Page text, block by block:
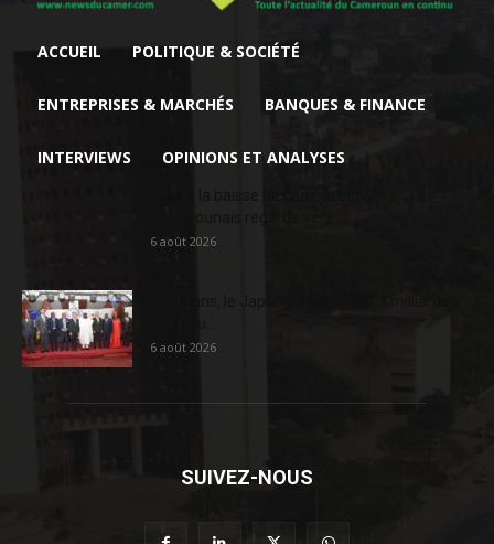
ACCUEIL POLITIQUE & SOCIÉTÉ
ENTREPRISES & MARCHÉS BANQUES & FINANCE
INTERVIEWS OPINIONS ET ANALYSES
6 août 2026
6 août 2026
SUIVEZ-NOUS